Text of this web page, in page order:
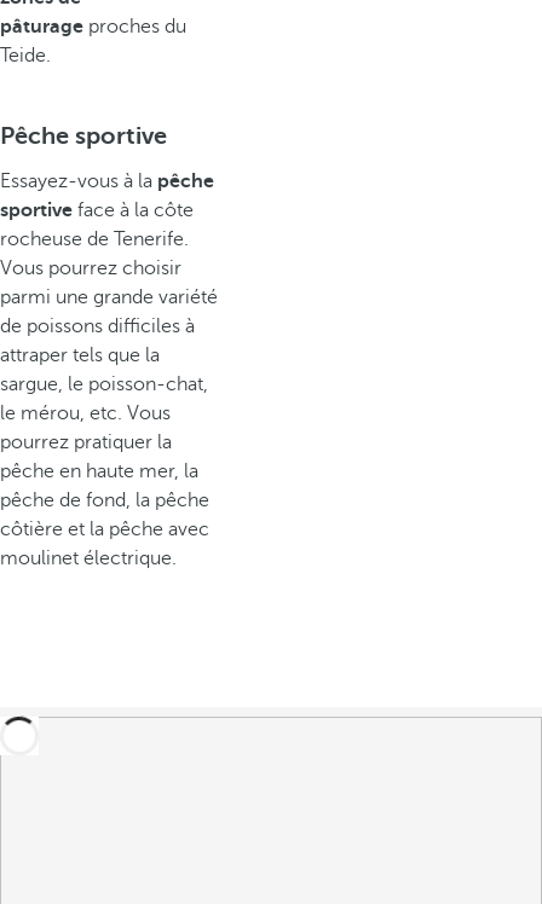
pâturage proches du
Teide.
Pêche sportive
Essayez-vous à la pêche
sportive face à la côte
rocheuse de Tenerife.
Vous pourrez choisir
parmi une grande variété
de poissons difficiles à
attraper tels que la
sargue, le poisson-chat,
le mérou, etc. Vous
pourrez pratiquer la
pêche en haute mer, la
pêche de fond, la pêche
côtière et la pêche avec
moulinet électrique.